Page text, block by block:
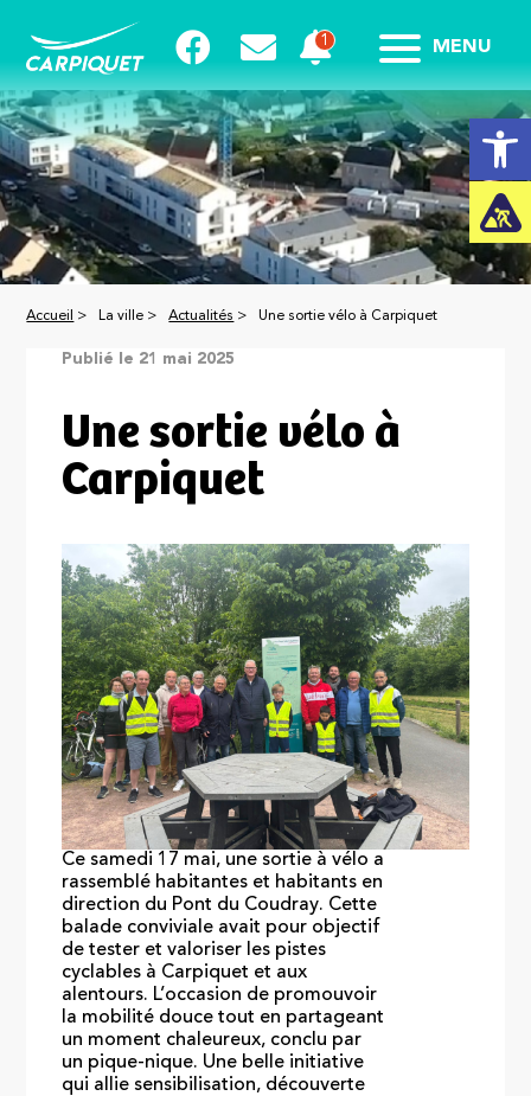
Ouvrir
MENU
Accueil > La ville > Actualités > Une sortie vélo à Carpiquet
Publié le 21 mai 2025
Une sortie vélo à
Carpiquet
Ce samedi 17 mai, une sortie à vélo a
rassemblé habitantes et habitants en
direction du Pont du Coudray. Cette
balade conviviale avait pour objectif
de tester et valoriser les pistes
cyclables à Carpiquet et aux
alentours. L’occasion de promouvoir
la mobilité douce tout en partageant
un moment chaleureux, conclu par
un pique-nique. Une belle initiative
qui allie sensibilisation, découverte